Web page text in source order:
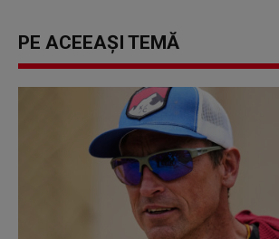
PE ACEEAȘI TEMĂ